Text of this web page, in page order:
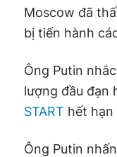
Moscow đã
bị tiến hành
Ông Putin
lượng đầu đạn
START hết hạn
Ông Putin